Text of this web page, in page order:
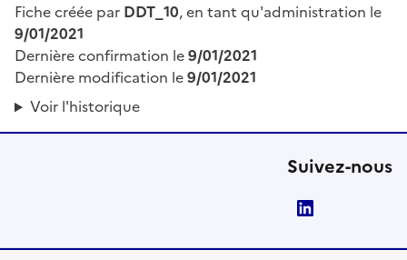
Fiche créée par DDT_10, en tant qu'administration le
9/01/2021
Dernière confirmation le9/01/2021
Dernière modification le9/01/2021
Voir l'historique
Suivez-nous